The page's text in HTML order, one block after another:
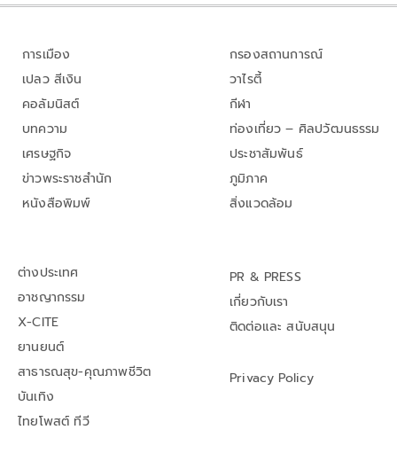
การเมือง
เปลว สีเงิน
คอลัมนิสต์
บทความ
เศรษฐกิจ
ข่าวพระราชสำนัก
หนังสือพิมพ์
กรองสถานการณ์
วาไรตี้
กีฬา
ท่องเที่ยว – ศิลปวัฒนธรรม
ประชาสัมพันธ์
ภูมิภาค
สิ่งแวดล้อม
ต่างประเทศ
อาชญากรรม
X-CITE
ยานยนต์
สาธารณสุข-คุณภาพชีวิต
บันเทิง
ไทยโพสต์ ทีวี
PR & PRESS
เกี่ยวกับเรา
ติดต่อและ สนับสนุน
Privacy Policy